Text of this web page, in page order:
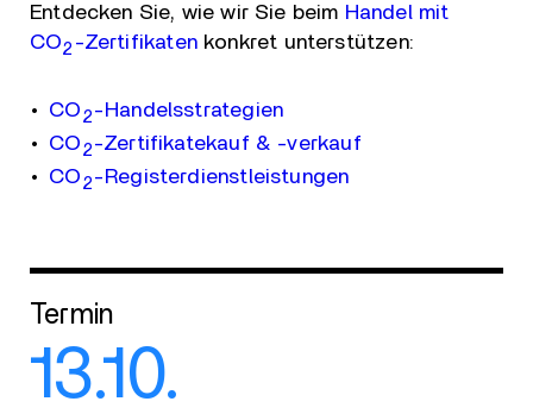
Entdecken Sie, wie wir Sie beim Handel mit
CO2 -Zertifikatenkonkret unterstützen:
CO 2 -Handelsstrategien
CO 2 -Zertifikatekauf & -verkauf
CO 2 -Registerdienstleistungen
Termin
13.10.